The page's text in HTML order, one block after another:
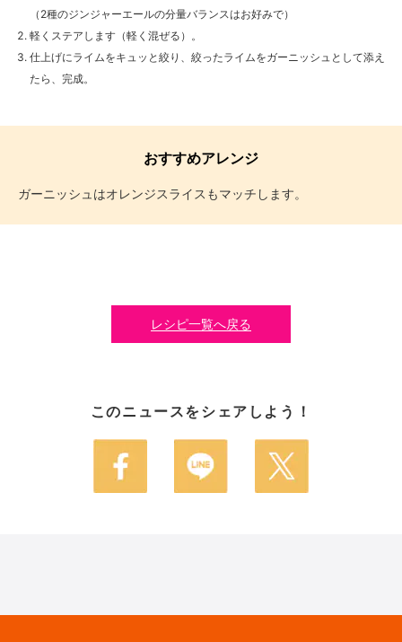
（2種のジンジャーエールの分量バランスはお好みで）
軽くステアします（軽く混ぜる）。
仕上げにライムをキュッと絞り、絞ったライムをガーニッシュとして添え
たら、完成。
おすすめアレンジ
ガーニッシュはオレンジスライスもマッチします。
レシピ一覧へ戻る
このニュースをシェアしよう！